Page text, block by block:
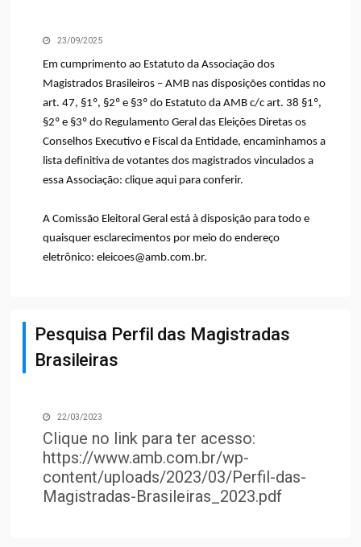
23/09/2025
Em cumprimento ao Estatuto da Associação dos
Magistrados Brasileiros – AMB nas disposições contidas no
art. 47, §1º, §2º e §3º do Estatuto da AMB c/c art. 38 §1º,
§2º e §3º do Regulamento Geral das Eleições Diretas os
Conselhos Executivo e Fiscal da Entidade, encaminhamos a
lista definitiva de votantes dos magistrados vinculados a
essa Associação: clique aqui para conferir.
A Comissão Eleitoral Geral está à disposição para todo e
quaisquer esclarecimentos por meio do endereço
eletrônico: eleicoes@amb.com.br.
Pesquisa Perfil das Magistradas
Brasileiras
22/03/2023
Clique no link para ter acesso:
https://www.amb.com.br/wp-
content/uploads/2023/03/Perfil-das-
Magistradas-Brasileiras_2023.pdf